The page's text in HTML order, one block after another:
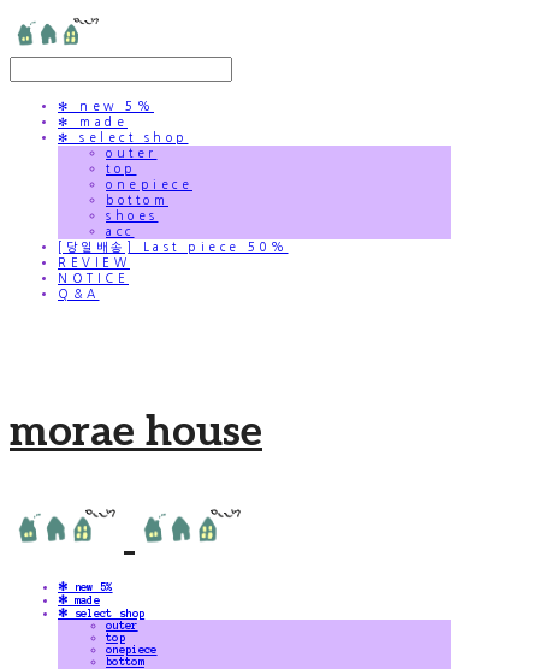
✻ new 5%
✻ made
✻ select shop
outer
top
onepiece
bottom
shoes
acc
[당일배송] Last piece 50%
REVIEW
NOTICE
Q&A
morae house
✻ new 5%
✻ made
✻ select shop
outer
top
onepiece
bottom